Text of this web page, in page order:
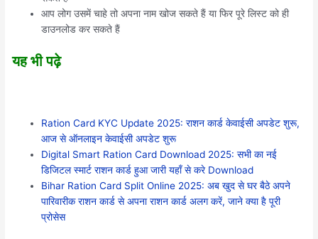
आप लोग उसमें चाहे तो अपना नाम खोज सकते हैं या फिर पूरे लिस्ट को ही
डाउनलोड कर सकते हैं
यह भी पढ़े
Ration Card KYC Update 2025: राशन कार्ड केवाईसी अपडेट शुरू,
आज से ऑनलाइन केवाईसी अपडेट शुरू
Digital Smart Ration Card Download 2025: सभी का नई
डिजिटल स्मार्ट राशन कार्ड हुआ जारी यहाँ से करे Download
Bihar Ration Card Split Online 2025: अब खुद से घर बैठे अपने
पारिवारीक राशन कार्ड से अपना राशन कार्ड अलग करें, जाने क्या है पूरी
प्रोसेस